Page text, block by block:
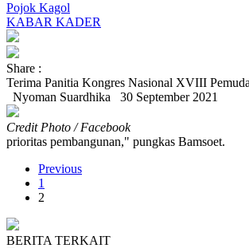
Pojok Kagol
KABAR KADER
Share :
Terima Panitia Kongres Nasional XVIII
Nyoman Suardhika
30 September 2021
Credit Photo / Facebook
prioritas pembangunan," pungkas Bamsoet.
Previous
1
2
BERITA TERKAIT